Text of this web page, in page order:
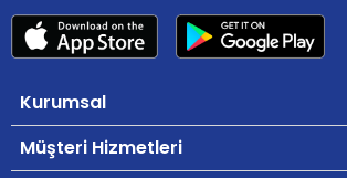
Kurumsal
Müşteri Hizmetleri